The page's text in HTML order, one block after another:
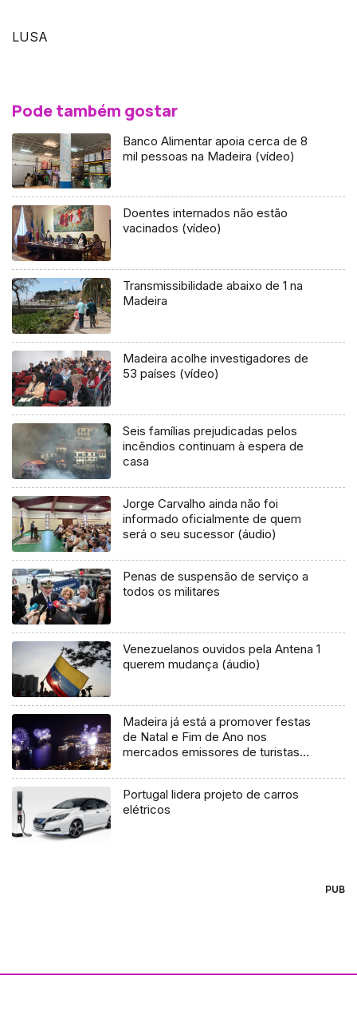
LUSA
Pode também gostar
Banco Alimentar apoia cerca de 8
mil pessoas na Madeira (vídeo)
Doentes internados não estão
vacinados (vídeo)
Transmissibilidade abaixo de 1 na
Madeira
Madeira acolhe investigadores de
53 países (vídeo)
Seis famílias prejudicadas pelos
incêndios continuam à espera de
casa
Jorge Carvalho ainda não foi
informado oficialmente de quem
será o seu sucessor (áudio)
Penas de suspensão de serviço a
todos os militares
Venezuelanos ouvidos pela Antena 1
querem mudança (áudio)
Madeira já está a promover festas
de Natal e Fim de Ano nos
mercados emissores de turistas
Portugal lidera projeto de carros
elétricos
PUB